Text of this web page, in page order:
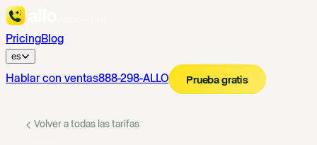
PricingBlog
es
Hablar con ventas888-298-ALLO Prueba gratis
Volver a todas las tarifas